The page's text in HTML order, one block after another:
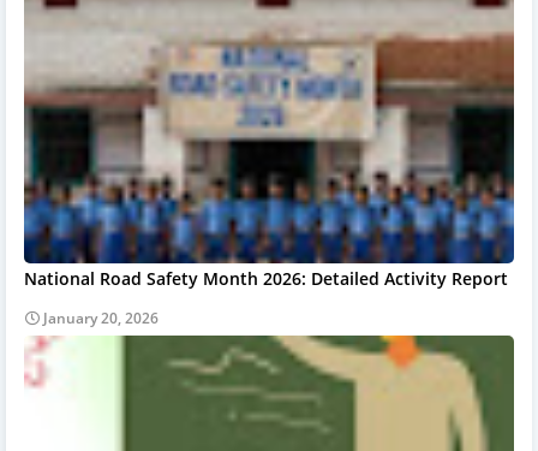
National Road Safety Month 2026: Detailed Activity Report
January 20, 2026